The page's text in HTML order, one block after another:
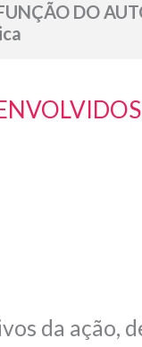
DO
da ação,